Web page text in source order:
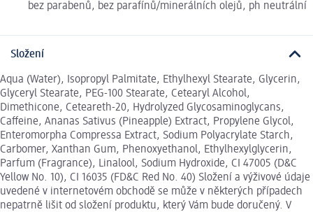
bez parabenů, bez parafínů/minerálních olejů, ph neutrální
Složení
Aqua (Water), Isopropyl Palmitate, Ethylhexyl Stearate, Glycerin,
Glyceryl Stearate, PEG-100 Stearate, Cetearyl Alcohol,
Dimethicone, Ceteareth-20, Hydrolyzed Glycosaminoglycans,
Caffeine, Ananas Sativus (Pineapple) Extract, Propylene Glycol,
Enteromorpha Compressa Extract, Sodium Polyacrylate Starch,
Carbomer, Xanthan Gum, Phenoxyethanol, Ethylhexylglycerin,
Parfum (Fragrance), Linalool, Sodium Hydroxide, CI 47005 (D&C
Yellow No. 10), CI 16035 (FD&C Red No. 40) Složení a výživové údaje
uvedené v internetovém obchodě se může v některých případech
nepatrně lišit od složení produktu, který Vám bude doručený. V